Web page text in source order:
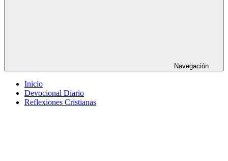
Navegación
Inicio
Devocional Diario
Reflexiones Cristianas